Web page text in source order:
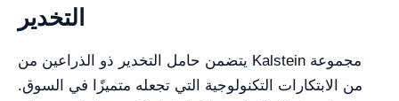
التخدير
يتضمن حامل التخدير ذو الذراعين من Kalstein مجموعة
من الابتكارات التكنولوجية التي تجعله متميزًا في السوق.